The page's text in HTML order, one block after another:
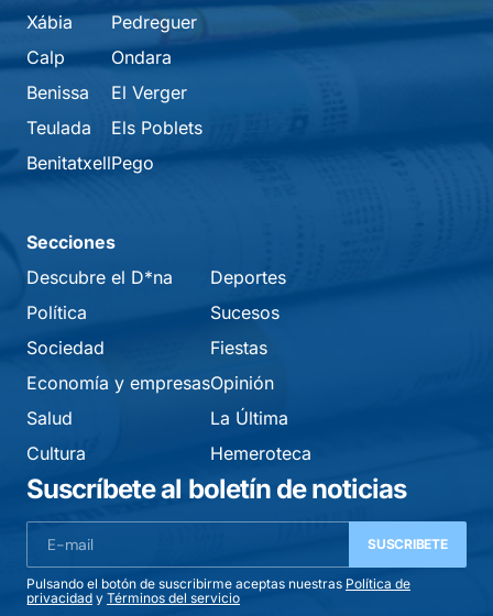
Xábia
Calp
Benissa
Teulada
Benitatxell
Pedreguer
Ondara
El Verger
Els Poblets
Pego
Secciones
Descubre el D*na
Política
Sociedad
Economía y empresas
Salud
Cultura
Deportes
Sucesos
Fiestas
Opinión
La Última
Hemeroteca
Suscríbete al boletín de noticias
SUSCRIBETE
Pulsando el botón de suscribirme aceptas nuestras Política de
privacidad y Términos del servicio